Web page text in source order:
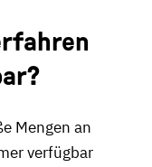
Mengen an
verfügbar